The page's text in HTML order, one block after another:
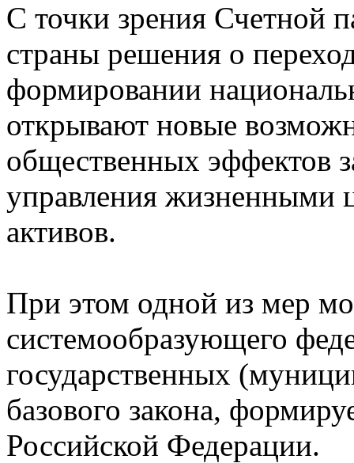
С точки зрения Счетной
страны решения о
формировании
открывают новые
общественных эффектов
управления жизненными
активов.
При этом одной из мер
системообразующего
государственных
базового закона,
Российской Федерации.